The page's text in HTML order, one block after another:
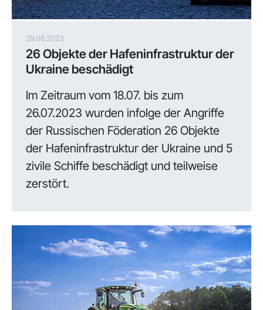
29.08.2023
26 Objekte der Hafeninfrastruktur der
Ukraine beschädigt
Im Zeitraum vom 18.07. bis zum
26.07.2023 wurden infolge der Angriffe
der Russischen Föderation 26 Objekte
der Hafeninfrastruktur der Ukraine und 5
zivile Schiffe beschädigt und teilweise
zerstört.